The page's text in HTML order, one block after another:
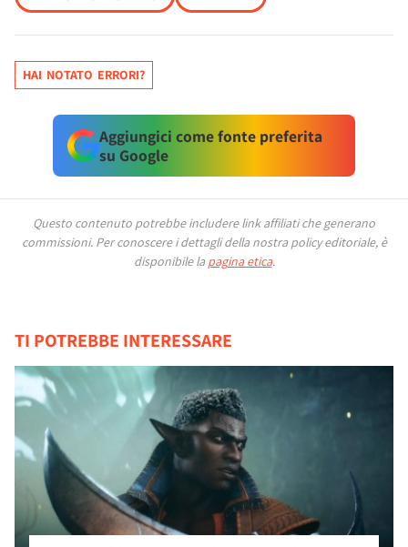
HAI NOTATO ERRORI?
Aggiungici come fonte preferita
su Google
Questo contenuto potrebbe includere link affiliati che generano
commissioni. Per conoscere i dettagli della nostra policy editoriale, è
disponibile la pagina etica.
TI POTREBBE INTERESSARE